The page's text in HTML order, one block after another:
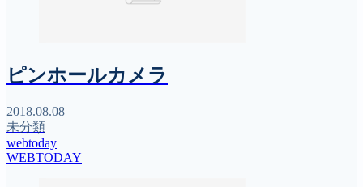
ピンホールカメラ
2018.08.08
未分類
webtoday
WEBTODAY